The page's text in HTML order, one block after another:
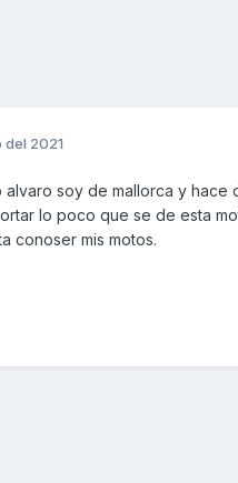
del 2021
alvaro soy de mallorca y
lo poco que se de esta
conoser mis motos.